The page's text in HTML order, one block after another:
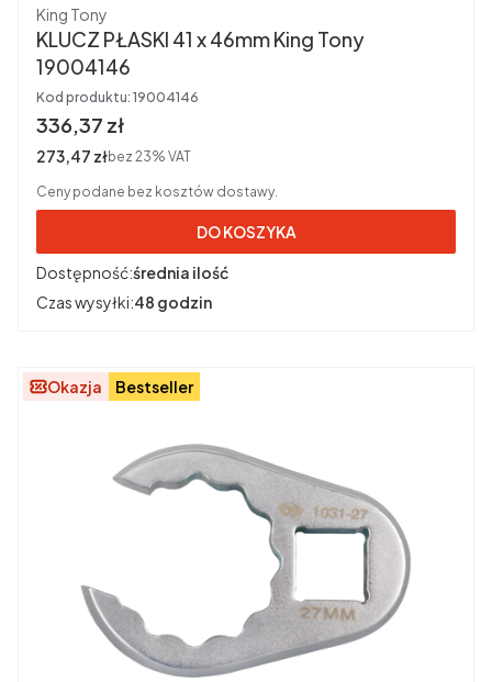
Producent
King Tony
KLUCZ PŁASKI 41 x 46mm King Tony
19004146
Kod produktu: 19004146
Cena brutto
336,37 zł
Cena netto
273,47 złbez 23% VAT
Ceny podane bez kosztów dostawy.
DO KOSZYKA
Dostępność:średnia ilość
Czas wysyłki:48 godzin
Okazja Bestseller